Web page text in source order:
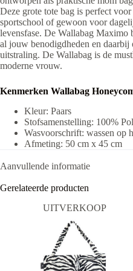
Deze grote tote bag is perfect
sportschool of gewoon voor
levensfase. De Wallabag Maximo
al jouw benodigdheden en
uitstraling. De Wallabag is de
moderne vrouw.
Kenmerken Wallabag
Kleur: Paars
Stofsamenstelling: 100%
Wasvoorschrift: wassen op
Afmeting: 50 cm x 45 cm
Aanvullende informatie
Gerelateerde producten
UITVERKOOP